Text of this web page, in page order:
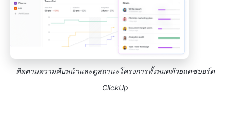
ติดตามความคืบหน้าและดูสถานะโครงการทั้งหมดด้วยแดชบอร์ด
ClickUp